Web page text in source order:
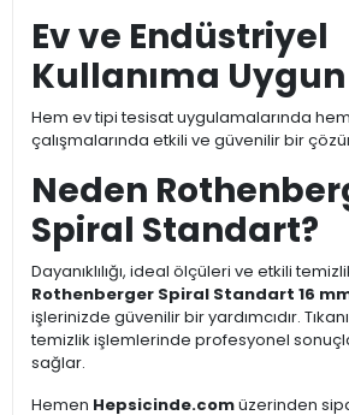
Ev ve Endüstriyel
Kullanıma Uygun
Hem ev tipi tesisat uygulamalarında
çalışmalarında etkili ve güvenilir bir
Neden
Spiral Standart?
Dayanıklılığı, ideal ölçüleri ve etkili
Rothenberger Spiral Standart 16
işlerinizde güvenilir bir yardımcıdır.
temizlik işlemlerinde profesyonel
sağlar.
Hemen Hepsicinde.comüzerinden